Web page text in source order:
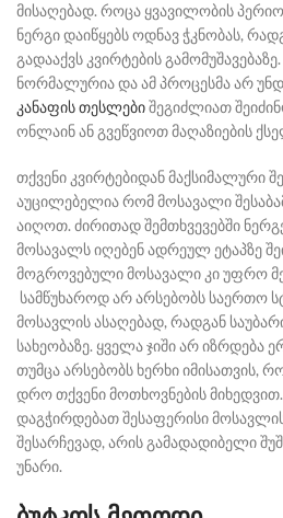
მისაღებად. როცა ყვავილობის
ნერგი დაიწყებს ოდნავ ჭკნობას,
გადააქვს კვირტების
ნორმალურია და ამ პროცესმა არ
კანაფის თესლებიშეგიძლიათ
ონლაინ ან გვეწვიოთ მაღაზიების
თქვენი კვირტებიდან მაქსიმალური
აუცილებელია რომ მოსავალი
აიღოთ. ძირითად შემთხვევებში
მოსავალს იღებენ ადრეულ ეტაპზე
მოგროვებული მოსავალი კი უფრო
სამწუხაროდ არ არსებობს საერთო
მოსავლის ასაღებად, რადგან
სახეობაზე. ყველა ჯიში არ იზრდება
თუმცა არსებობს ხერხი იმისათვის,
დრო თქვენი მოთხოვნების
დაგჭირდებათ შესაფერისი
შესარჩევად, არის გამადადიბელი
უნარი.